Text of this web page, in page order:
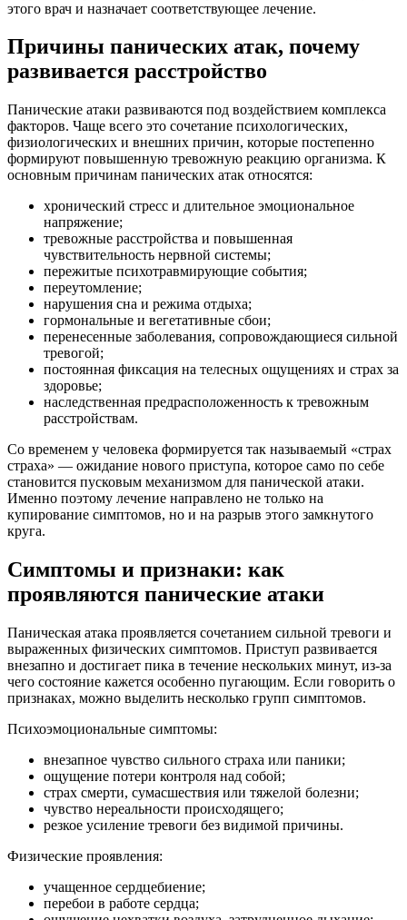
этого врач и назначает соответствующее лечение.
Причины панических атак, почему
развивается расстройство
Панические атаки развиваются под воздействием комплекса
факторов. Чаще всего это сочетание психологических,
физиологических и внешних причин, которые постепенно
формируют повышенную тревожную реакцию организма. К
основным причинам панических атак относятся:
хронический стресс и длительное эмоциональное
напряжение;
тревожные расстройства и повышенная
чувствительность нервной системы;
пережитые психотравмирующие события;
переутомление;
нарушения сна и режима отдыха;
гормональные и вегетативные сбои;
перенесенные заболевания, сопровождающиеся сильной
тревогой;
постоянная фиксация на телесных ощущениях и страх за
здоровье;
наследственная предрасположенность к тревожным
расстройствам.
Со временем у человека формируется так называемый «страх
страха» — ожидание нового приступа, которое само по себе
становится пусковым механизмом для панической атаки.
Именно поэтому лечение направлено не только на
купирование симптомов, но и на разрыв этого замкнутого
круга.
Симптомы и признаки: как
проявляются панические атаки
Паническая атака проявляется сочетанием сильной тревоги и
выраженных физических симптомов. Приступ развивается
внезапно и достигает пика в течение нескольких минут, из-за
чего состояние кажется особенно пугающим. Если говорить о
признаках, можно выделить несколько групп симптомов.
Психоэмоциональные симптомы:
внезапное чувство сильного страха или паники;
ощущение потери контроля над собой;
страх смерти, сумасшествия или тяжелой болезни;
чувство нереальности происходящего;
резкое усиление тревоги без видимой причины.
Физические проявления:
учащенное сердцебиение;
перебои в работе сердца;